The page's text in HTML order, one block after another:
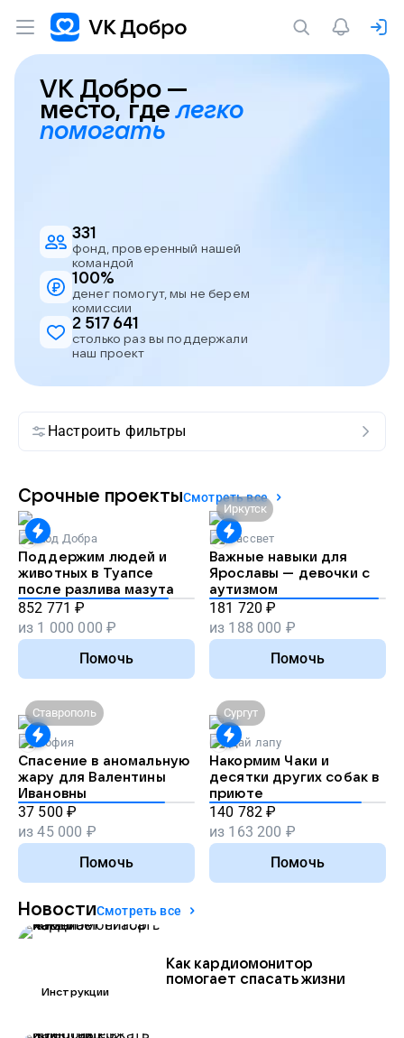
VK Добро —
место, гделегко
помогать
331
фонд, проверенный нашей
командой
100%
денег помогут, мы не берем
комиссии
2 517 641
столько раз вы поддержали
наш проект
Настроить фильтры
Срочные проектыСмотреть все
Код Добра
Поддержим людей и
животных в Туапсе
после разлива мазута
852 771 ₽
из 1 000 000 ₽
Помочь
Иркутск
Рассвет
Важные навыки для
Ярославы — девочки с
аутизмом
181 720 ₽
из 188 000 ₽
Помочь
Ставрополь
София
Спасение в аномальную
жару для Валентины
Ивановны
37 500 ₽
из45 000 ₽
Помочь
Сургут
Дай лапу
Накормим Чаки и
десятки других собак в
приюте
140 782 ₽
из 163 200 ₽
Помочь
НовостиСмотреть все
Лучший подарок на
день рождения
— возможность
помочь другим
Подробнее
Инструкции
Как кардиомонитор
помогает спасать жизни